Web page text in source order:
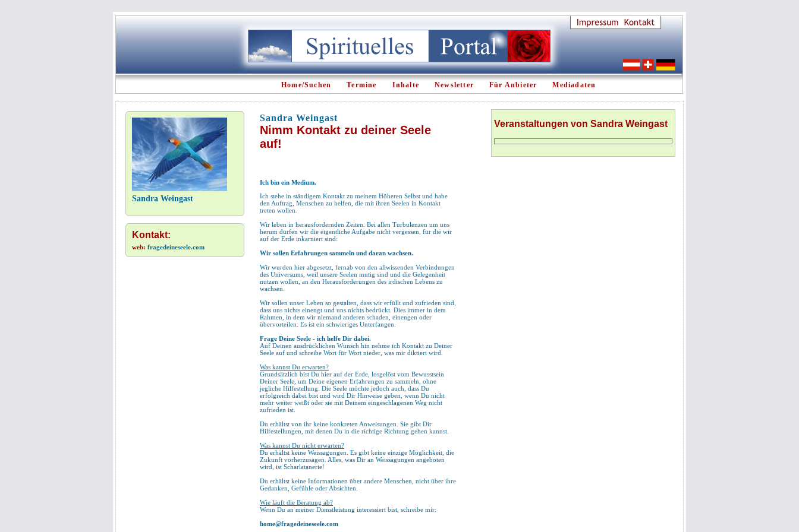
Home/Suchen Termine Inhalte Newsletter Für Anbieter Mediadaten
Sandra Weingast
Kontakt:
web: fragedeineseele.com
Sandra Weingast
Nimm Kontakt zu deiner Seele
auf!
Ich bin ein Medium.
Ich stehe in ständigem Kontakt zu meinem Höheren Selbst und habe
den Auftrag, Menschen zu helfen, die mit ihren Seelen in Kontakt
treten wollen.
Wir leben in herausfordernden Zeiten. Bei allen Turbulenzen um uns
herum dürfen wir die eigentliche Aufgabe nicht vergessen, für die wir
auf der Erde inkarniert sind:
Wir sollen Erfahrungen sammeln und daran wachsen.
Wir wurden hier abgesetzt, fernab von den allwissenden Verbindungen
des Universums, weil unsere Seelen mutig sind und die Gelegenheit
nutzen wollen, an den Herausforderungen des irdischen Lebens zu
wachsen.
Wir sollen unser Leben so gestalten, dass wir erfüllt und zufrieden sind,
dass uns nichts einengt und uns nichts bedrückt. Dies immer in dem
Rahmen, in dem wir niemand anderen schaden, einengen oder
übervorteilen. Es ist ein schwieriges Unterfangen.
Frage Deine Seele - ich helfe Dir dabei.
Auf Deinen ausdrücklichen Wunsch hin nehme ich Kontakt zu Deiner
Seele auf und schreibe Wort für Wort nieder, was mir diktiert wird.
Was kannst Du erwarten?
Grundsätzlich bist Du hier auf der Erde, losgelöst vom Bewusstsein
Deiner Seele, um Deine eigenen Erfahrungen zu sammeln, ohne
jegliche Hilfestellung. Die Seele möchte jedoch auch, dass Du
erfolgreich dabei bist und wird Dir Hinweise geben, wenn Du nicht
mehr weiter weißt oder sie mit Deinem eingeschlagenen Weg nicht
zufrieden ist.
Du erhältst von ihr keine konkreten Anweisungen. Sie gibt Dir
Hilfestellungen, mit denen Du in die richtige Richtung gehen kannst.
Was kannst Du nicht erwarten?
Du erhältst keine Weissagungen. Es gibt keine einzige Möglichkeit, die
Zukunft vorherzusagen. Alles, was Dir an Weissagungen angeboten
wird, ist Scharlatanerie!
Du erhältst keine Informationen über andere Menschen, nicht über ihre
Gedanken, Gefühle oder Absichten.
Wie läuft die Beratung ab?
Wenn Du an meiner Dienstleistung interessiert bist, schreibe mir:
home@fragedeineseele.com
Veranstaltungen von Sandra Weingast